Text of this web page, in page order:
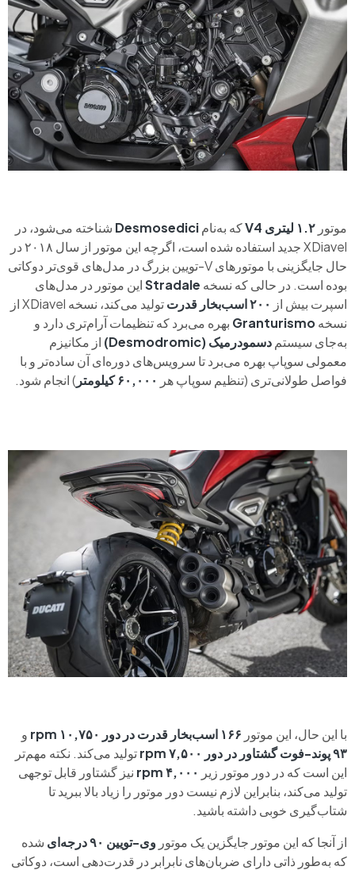
موتور ۱.۲ لیتری V4 که به‌نامDesmosedici شناخته می‌شود، در
XDiavel جدید استفاده شده است، اگرچه این موتور از سال ۲۰۱۸ در
حال جایگزینی با موتورهای V-تویین بزرگ در مدل‌های قوی‌تر دوکاتی
بوده است. در حالی که نسخه Stradaleاین موتور در مدل‌های
اسپرت بیش از ۲۰۰ اسب‌بخار قدرت
تولید می‌کند، نسخه XDiavel از
نسخهGranturismo بهره می‌برد که تنظیمات آرام‌تری دارد و
به‌جای سیستم دسمودرمیک (Desmodromic)
از مکانیزم
معمولی سوپاپ بهره می‌برد تا سرویس‌های دوره‌ای آن ساده‌تر و با
فواصل طولانی‌تری (تنظیم سوپاپ هر ۶۰,۰۰۰ کیلومتر ) انجام شود.
با این حال، این موتور ۱۶۶ اسب‌بخار قدرت در دور ۱۰,۷۵۰ rpm
و
۹۳ پوند-فوت گشتاور در دور ۷,۵۰۰ rpm
تولید می‌کند. نکته مهم‌تر
این است که در دور موتور زیر ۴,۰۰۰ rpm
نیز گشتاور قابل توجهی
تولید می‌کند، بنابراین لازم نیست دور موتور را زیاد بالا ببرید تا
شتاب‌گیری خوبی داشته باشید.
از آنجا که این موتور جایگزین یک موتور وی-تویین ۹۰ درجه‌ای
شده
که به‌طور ذاتی دارای ضربان‌های نابرابر در قدرت‌دهی است، دوکاتی